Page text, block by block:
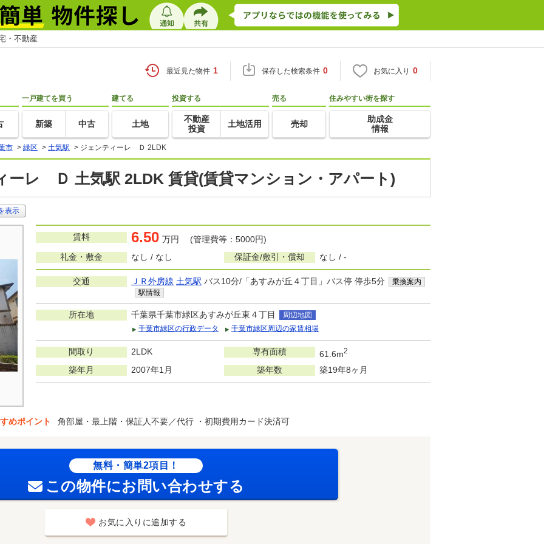
・不動産
最近見た物件 1 保存した検索条件 0 お気に入り 0
一戸建てを買う
新築 中古
建てる
土地
投資する
不動産
投資
土地活用
売る
売却
住みやすい街を探す
助成金
情報
市 > 緑区 > 土気駅 > ジェンティーレ Ｄ 2LDK
ーレ Ｄ 土気駅 2LDK 賃貸(賃貸マンション・アパート)
表示
賃料 6.50 万円 (管理費等：5000円)
礼金・敷金
なし / なし 保証金/敷引・償却 なし / -
交通 ＪＲ外房線 土気駅 バス10分/「あすみが丘４丁目」バス停 停歩5分
乗換案内
駅情報
所在地 千葉県千葉市緑区あすみが丘東４丁目
周辺地図
千葉市緑区の行政データ
千葉市緑区周辺の家賃相場
間取り 2LDK 専有面積 61.6m2
築年月 2007年1月 築年数 築19年8ヶ月
めポイント 角部屋・最上階・保証人不要／代行 ・初期費用カード決済可
無料・簡単2項目！
この物件にお問い合わせする
お気に入りに追加する